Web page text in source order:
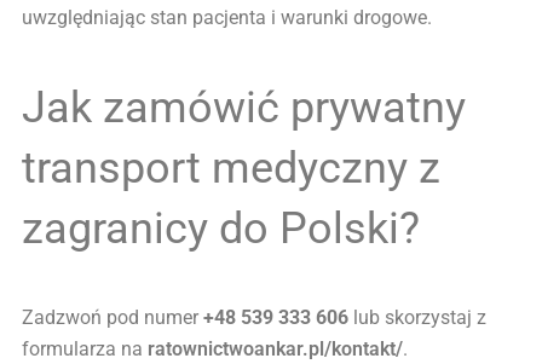
uwzględniając stan pacjenta i warunki drogowe.
Jak zamówić prywatny
transport medyczny z
zagranicy do Polski?
Zadzwoń pod numer +48 539 333 606 lub skorzystaj z
formularza na ratownictwoankar.pl/kontakt/.